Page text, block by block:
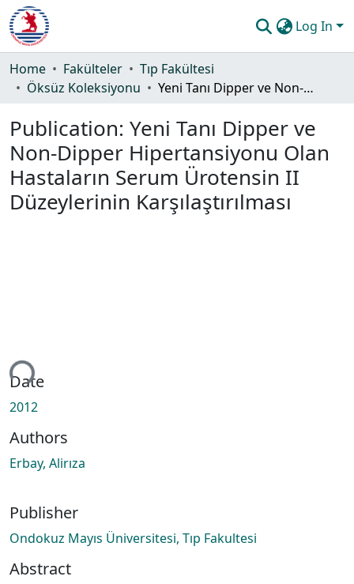
Log In
Communities & Collections
Statistics
Guide
Home Fakülteler
Tıp Fakültesi
Öksüz Koleksiyonu
Yeni Tanı Dipper ve Non-Dipper Hipertansiyonu Olan Hastaların Serum Ürotensin II Düzeylerinin Karşılaştırılması
Publication: Yeni Tanı Dipper ve
Non-Dipper Hipertansiyonu Olan
Hastaların Serum Ürotensin II
Düzeylerinin Karşılaştırılması
Date
2012
Authors
Erbay, Alirıza
Publisher
Ondokuz Mayıs Üniversitesi, Tıp Fakultesi
Abstract